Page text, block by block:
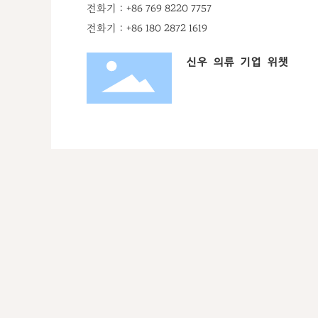
전화기：+86 769 8220 7757
전화기：+86 180 2872 1619
신우 의류 기업 위챗